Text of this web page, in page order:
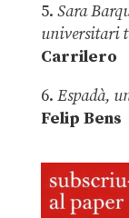
5. Sara
universitari
Carrilero
6. Espadà,
Felip Bens